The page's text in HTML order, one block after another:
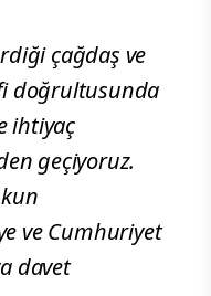
çağdaş ve
doğrultusunda
ihtiyaç
geçiyoruz.
ve Cumhuriyet
davet